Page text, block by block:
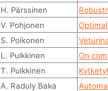
H. Pärssinen
V. Pohjonen
S. Poikonen
L. Pulkkinen
On
T. Pulkkinen
A. Raduly Baka